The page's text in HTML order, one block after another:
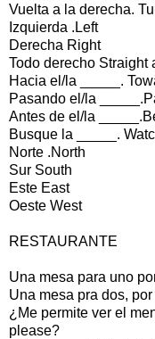
Vuelta a la derecha.
Izquierda .Left
Derecha Right
Todo derecho Straight
Hacia el/la _____.
Pasando el/la
Antes de el/la
Busque la _____.
Norte .North
Sur South
Este East
Oeste West
RESTAURANTE
Una mesa para uno
Una mesa pra dos,
¿Me permite ver el
please?